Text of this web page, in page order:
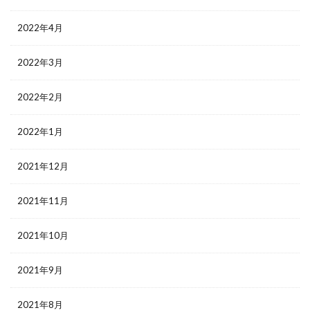
2022年4月
2022年3月
2022年2月
2022年1月
2021年12月
2021年11月
2021年10月
2021年9月
2021年8月